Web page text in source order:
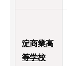
淀商業高
等学校